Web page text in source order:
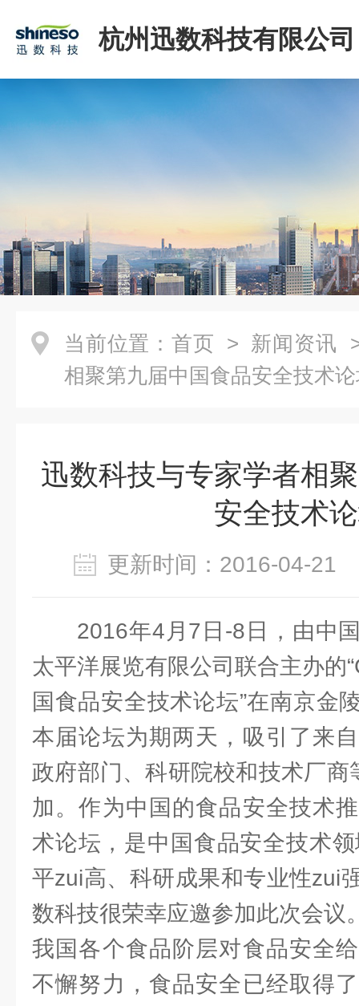
杭州迅数科技有限公司
当前位置： 首页 > 新闻资讯
相聚第九届中国食品安全技术
迅数科技与专家学者相
安全技术
更新时间：2016-04-
2016年4月7日-8日，由中
太平洋展览有限公司联合主办的
国食品安全技术论坛”在南京金
本届论坛为期两天，吸引了来
政府部门、科研院校和技术厂
加。作为中国的食品安全技术
术论坛，是中国食品安全技术
平zui高、科研成果和专业性zui
数科技很荣幸应邀参加此次会议
我国各个食品阶层对食品安全
不懈努力，食品安全已经取得